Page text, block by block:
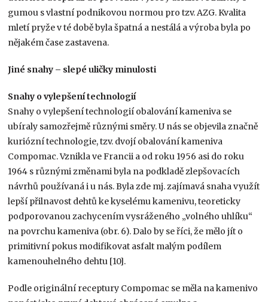
gumou s vlastní podnikovou normou pro tzv. AZG. Kvalita
mletí pryže v té době byla špatná a nestálá a výroba byla po
nějakém čase zastavena.
Jiné snahy – slepé uličky minulosti
Snahy o vylepšení technologií
Snahy o vylepšení technologií obalování kameniva se
ubíraly samozřejmě různými směry. U nás se objevila značně
kuriózní technologie, tzv. dvojí obalování kameniva
Compomac. Vznikla ve Francii a od roku 1956 asi do roku
1964 s různými změnami byla na podkladě zlepšovacích
návrhů používaná i u nás. Byla zde mj. zajímavá snaha využít
lepší přilnavost dehtů ke kyselému kamenivu, teoreticky
podporovanou zachycením vysráženého „volného uhlíku“
na povrchu kameniva (obr. 6). Dalo by se říci, že mělo jít o
primitivní pokus modifikovat asfalt malým podílem
kamenouhelného dehtu [10].
Podle originální receptury Compomac se měla na kamenivo